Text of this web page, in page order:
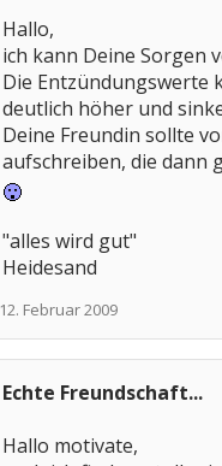
Hallo,
ich kann Deine Sorgen
Die Entzündungswerte
deutlich höher und
Deine Freundin sollte
aufschreiben, die dann
"alles wird gut"
Heidesand
12. Februar 2009
Echte Freundschaft...
Hallo motivate,